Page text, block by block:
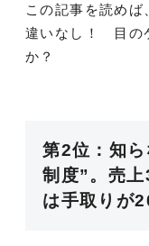
この記事を読め
違いなし！ 目の
か？
第2位：知
制度”。売
は手取りが